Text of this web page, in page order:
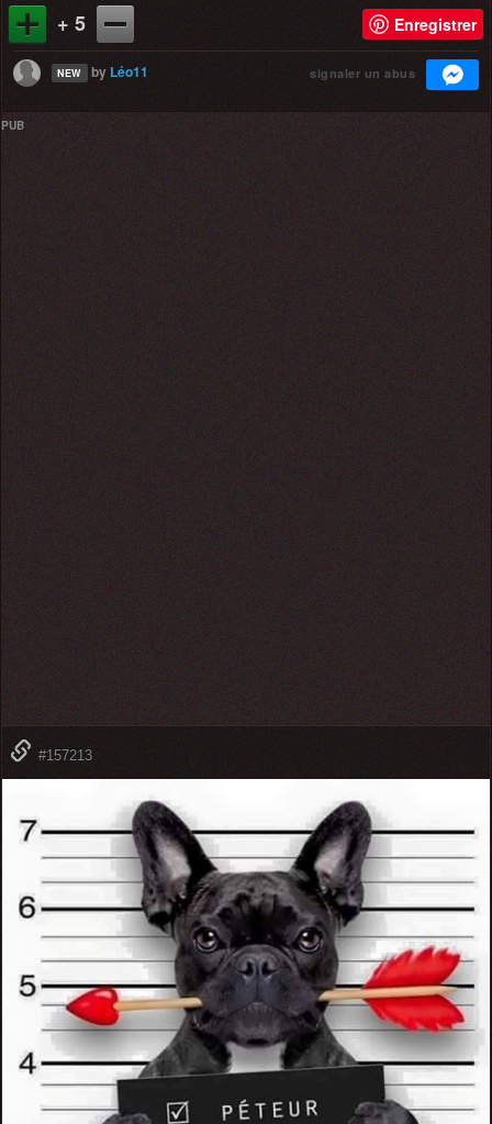
+ 5 Enregistrer
NEW by Léo11 signaler un abus
PUB
#157213